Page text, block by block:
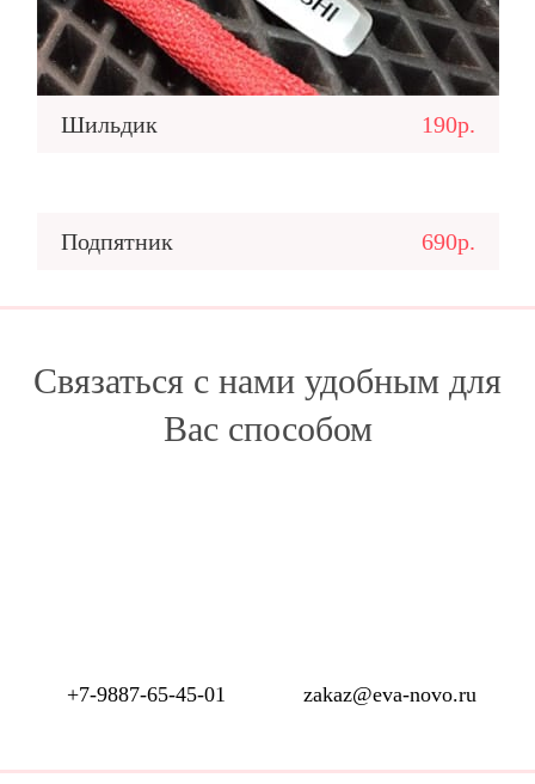
Шильдик 190р.
Подпятник 690р.
Связаться с нами удобным для
Вас способом
+7-9887-65-45-01 zakaz@eva-novo.ru